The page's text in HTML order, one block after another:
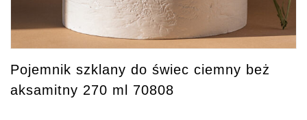
Pojemnik szklany do świec ciemny beż
aksamitny 270 ml 70808